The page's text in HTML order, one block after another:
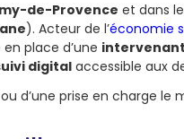
de-Provence et dans
). Acteur de l’économie
place d’une
digital accessible aux
d’une prise en charge